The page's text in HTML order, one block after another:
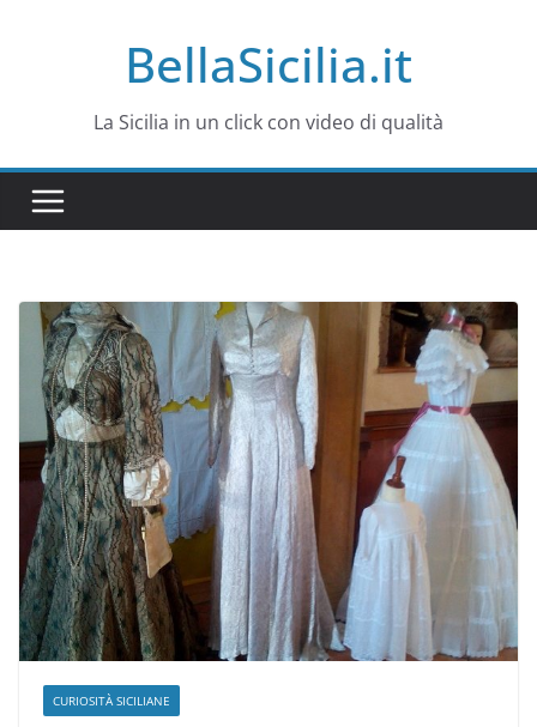
BellaSicilia.it
La Sicilia in un click con video di qualità
CURIOSITÀ SICILIANE